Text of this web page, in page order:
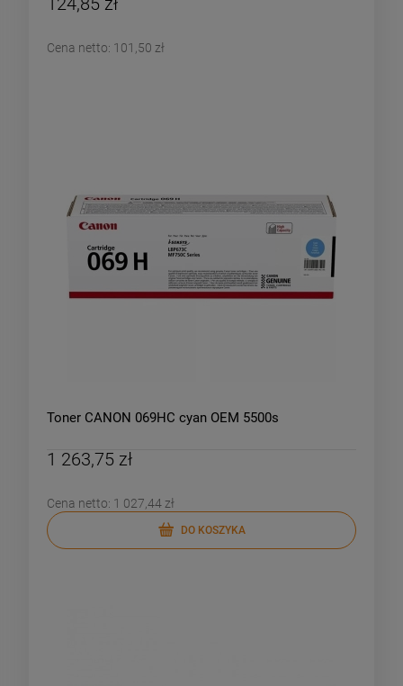
Cena netto: 101,50 zł
Toner CANON 069HC cyan OEM 5500s
1 263,75 zł
Cena netto: 1 027,44 zł
DO KOSZYKA